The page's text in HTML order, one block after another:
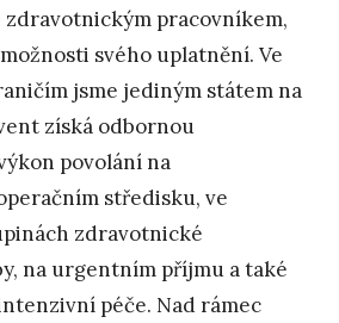
pracovníkem,
svého uplatnění. Ve
jsme jediným státem na
získá odbornou
povolání na
středisku, ve
zdravotnické
na urgentním příjmu a také
péče. Nad rámec